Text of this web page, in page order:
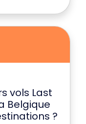
vols Last
Belgique
?